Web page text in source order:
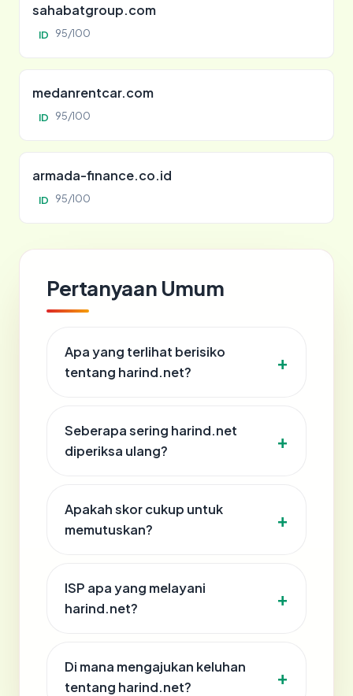
sahabatgroup.com
ID 95/100
medanrentcar.com
ID 95/100
armada-finance.co.id
ID 95/100
Pertanyaan Umum
Apa yang terlihat berisiko
tentang harind.net?
Seberapa sering harind.net
diperiksa ulang?
Apakah skor cukup untuk
memutuskan?
ISP apa yang melayani
harind.net?
Di mana mengajukan keluhan
tentang harind.net?